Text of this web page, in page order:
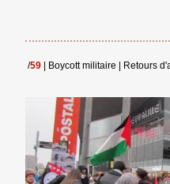
/59 Boycott militaire Retours